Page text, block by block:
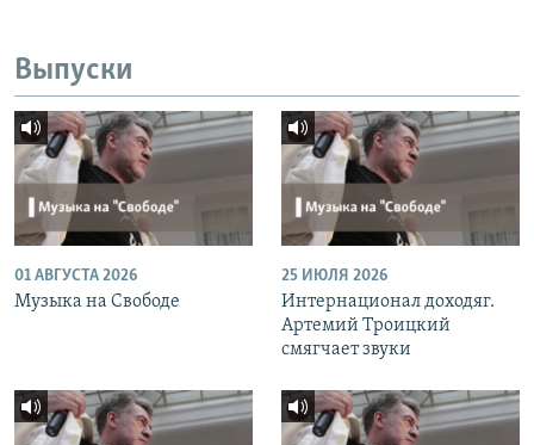
Выпуски
01 АВГУСТА 2026
Музыка на Свободе
25 ИЮЛЯ 2026
Интернационал доходяг.
Артемий Троицкий
смягчает звуки